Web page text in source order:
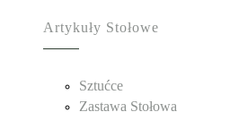
Artykuły Stołowe
Sztućce
Zastawa Stołowa